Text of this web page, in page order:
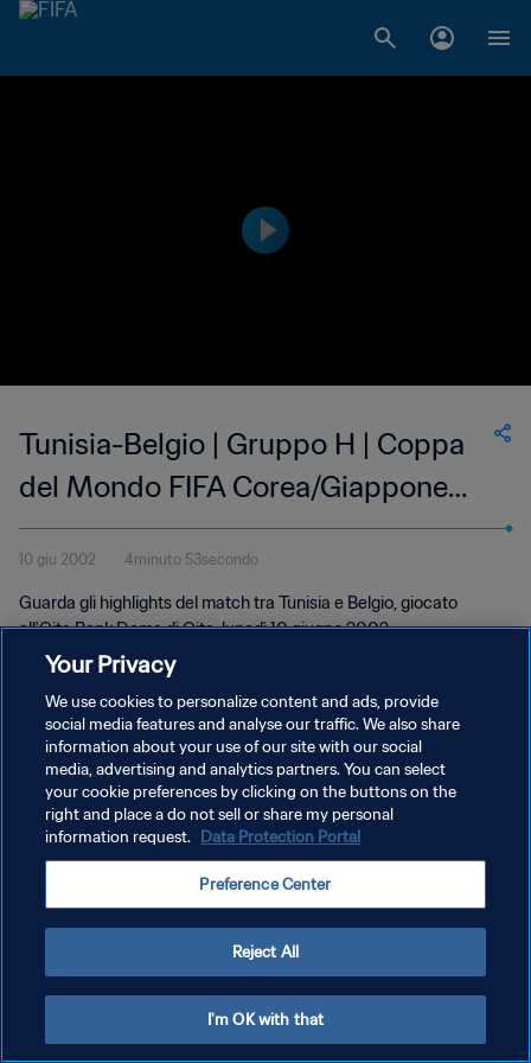
Tunisia-Belgio | Gruppo H | Coppa
del Mondo FIFA Corea/Giappone
2002 | Highlights
10 giu 2002 4minuto 53secondo
Guarda gli highlights del match tra Tunisia e Belgio, giocato
all'Oita Bank Dome di Oita, lunedì 10 giugno 2002.
PRIVACY POLICY
TERMINI DI SERVIZIO
Your Privacy
We use cookies to personalize content and ads, provide
social media features and analyse our traffic. We also share
information about your use of our site with our social
media, advertising and analytics partners. You can select
your cookie preferences by clicking on the buttons on the
right and place a do not sell or share my personal
information request. Data Protection Portal
Preference Center
Reject All
I'm OK with that